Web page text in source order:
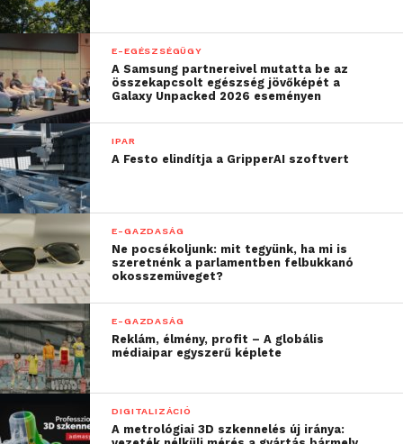
E-EGÉSZSÉGÜGY
A Samsung partnereivel mutatta be az
összekapcsolt egészség jövőképét a
Galaxy Unpacked 2026 eseményen
IPAR
A Festo elindítja a GripperAI szoftvert
E-GAZDASÁG
Ne pocsékoljunk: mit tegyünk, ha mi is
szeretnénk a parlamentben felbukkanó
okosszemüveget?
E-GAZDASÁG
Reklám, élmény, profit – A globális
médiaipar egyszerű képlete
DIGITALIZÁCIÓ
A metrológiai 3D szkennelés új iránya: